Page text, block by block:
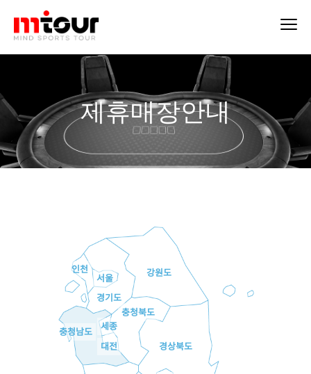
제휴매장안내
인천
서울
경기도
강원도
충청북도
충청남도
세종
대전
경상북도